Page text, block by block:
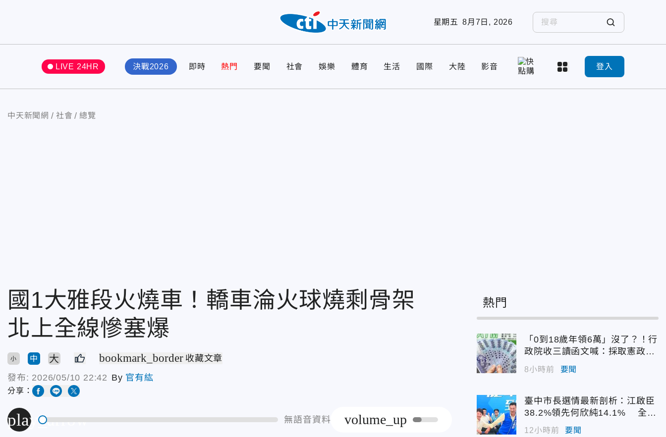
星期五 8月7日, 2026
LIVE 24HR 決戰2026 即時 熱門 要聞 社會 娛樂 體育 生活 國際 大陸 影音 登入
中天新聞網 社會 總覽
國1大雅段火燒車！轎車淪火球燒剩骨架
北上全線慘塞爆
小 中 大 bookmark_border 收藏文章
發布: 2026/05/10 22:42 By 官有紘
分享：
play_arrow 無語音資料 volume_up
熱門
「0到18歲年領6萬」沒了？！行
政院收三讀函文喊：採取憲政作
為
8小時前 要聞
臺中市長選情最新剖析：江啟臣
38.2%領先何欣純14.1% 全世
代支持度全面居首
12小時前 要聞